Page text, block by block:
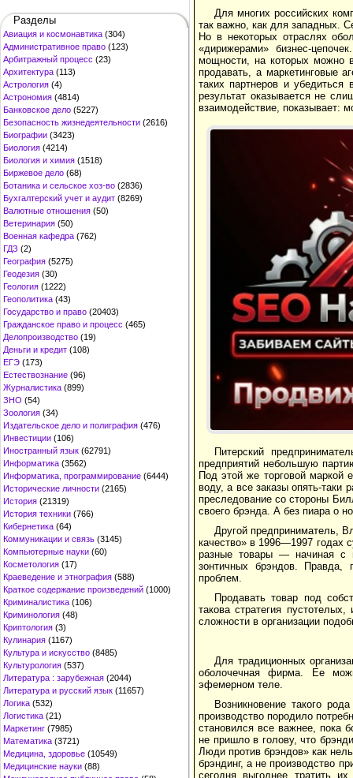
Разделы
Авиация и космонавтика (304)
Административное право (123)
Арбитражный процесс (23)
Архитектура (113)
Астрология (4)
Астрономия (4814)
Банковское дело (5227)
Безопасность жизнедеятельности (2616)
Биографии (3423)
Биология (4214)
Биология и химия (1518)
Биржевое дело (68)
Ботаника и сельское хоз-во (2836)
Бухгалтерский учет и аудит (8269)
Валютные отношения (50)
Ветеринария (50)
Военная кафедра (762)
ГДЗ (2)
География (5275)
Геодезия (30)
Геология (1222)
Геополитика (43)
Государство и право (20403)
Гражданское право и процесс (465)
Делопроизводство (19)
Деньги и кредит (108)
ЕГЭ (173)
Естествознание (96)
Журналистика (899)
ЗНО (54)
Зоология (34)
Издательское дело и полиграфия (476)
Инвестиции (106)
Иностранный язык (62791)
Информатика (3562)
Информатика, программирование (6444)
Исторические личности (2165)
История (21319)
История техники (766)
Кибернетика (64)
Коммуникации и связь (3145)
Компьютерные науки (60)
Косметология (17)
Краеведение и этнография (588)
Краткое содержание произведений (1000)
Криминалистика (106)
Криминология (48)
Криптология (3)
Кулинария (1167)
Культура и искусство (8485)
Культурология (537)
Литература : зарубежная (2044)
Литература и русский язык (11657)
Логика (532)
Логистика (21)
Маркетинг (7985)
Математика (3721)
Медицина, здоровье (10549)
Медицинские науки (88)
Для многих российских
так важно, как для западных.
Но в некоторых отраслях
«дирижерами» бизнес-
мощности, на которых можно
продавать, а маркетинговые
таких партнеров и
результат оказывается не
взаимодействие, показывает:
Питерский
предприятий небольшую
Под этой же торговой маркой
воду, а все заказы опять-таки
преследование со стороны
своего брэнда. А без пиара о
Другой предприниматель,
качество» в 1996—1997 годах
разные товары — начиная с
зонтичных брэндов. Правда,
проблем.
Продавать товар под
такова стратегия
сложности в организации
Для традиционных
оболочечная фирма. Ее
эфемерном теле.
Возникновение такого
производство породило
становился все важнее, пока
не пришло в голову, что
Люди против брэндов» как
брэндинг, а не производство
сегодня выгоднее тратить